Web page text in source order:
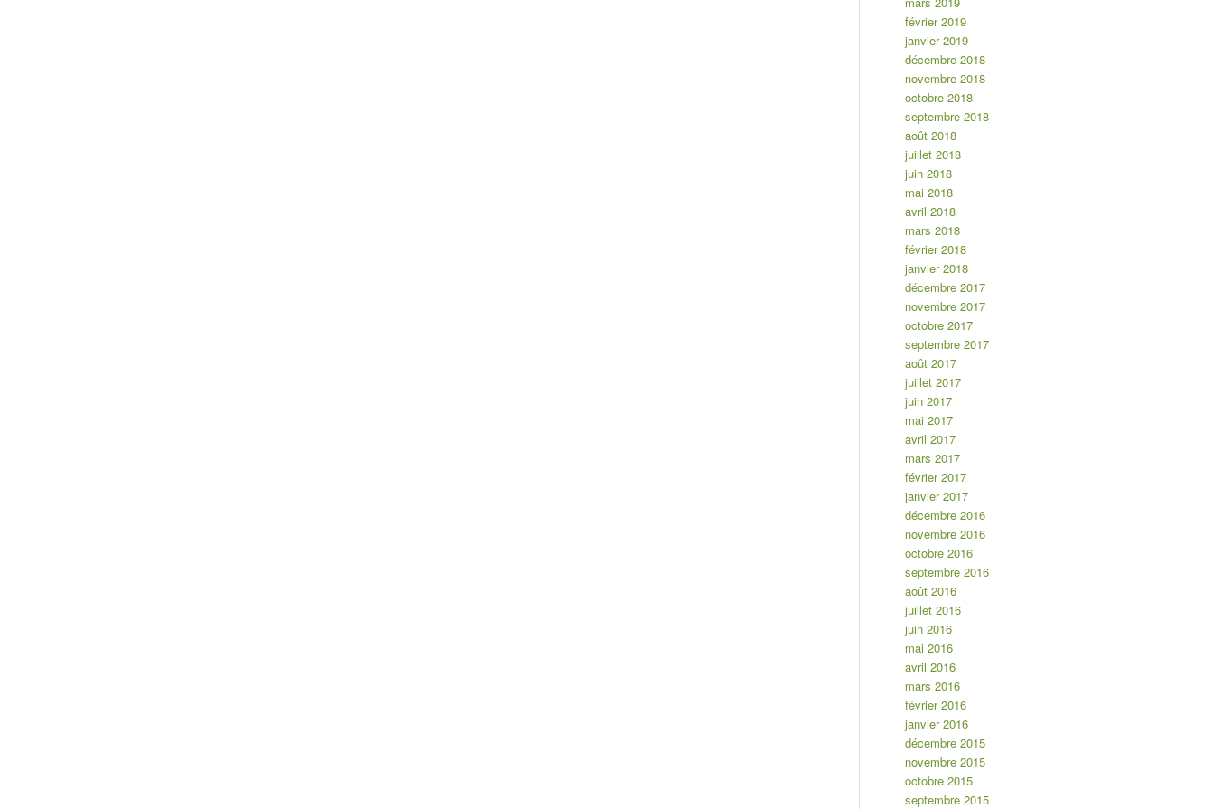
février 2019
janvier 2019
décembre 2018
novembre 2018
octobre 2018
septembre 2018
août 2018
juillet 2018
juin 2018
mai 2018
avril 2018
mars 2018
février 2018
janvier 2018
décembre 2017
novembre 2017
octobre 2017
septembre 2017
août 2017
juillet 2017
juin 2017
mai 2017
avril 2017
mars 2017
février 2017
janvier 2017
décembre 2016
novembre 2016
octobre 2016
septembre 2016
août 2016
juillet 2016
juin 2016
mai 2016
avril 2016
mars 2016
février 2016
janvier 2016
décembre 2015
novembre 2015
octobre 2015
septembre 2015